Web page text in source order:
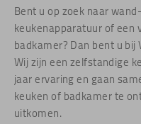
Bent u op zoek naar
keukenapparatuur of een
badkamer? Dan bent u
Wij zijn een zelfstandige
jaar ervaring en gaan
keuken of badkamer te
uitkomen.